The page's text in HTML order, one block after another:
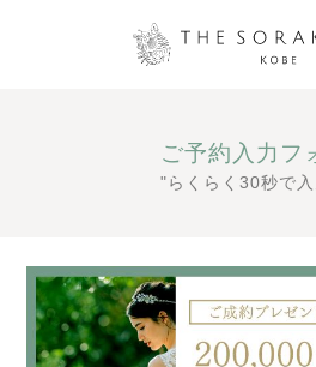
ご予約入力フ
"らくらく30秒で